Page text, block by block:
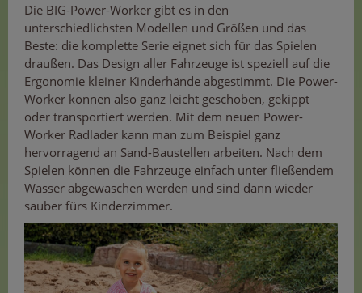
Die BIG-Power-Worker gibt es in den
unterschiedlichsten Modellen und Größen und das
Beste: die komplette Serie eignet sich für das Spielen
draußen. Das Design aller Fahrzeuge ist speziell auf die
Ergonomie kleiner Kinderhände abgestimmt. Die Power-
Worker können also ganz leicht geschoben, gekippt
oder transportiert werden. Mit dem neuen Power-
Worker Radlader kann man zum Beispiel ganz
hervorragend an Sand-Baustellen arbeiten. Nach dem
Spielen können die Fahrzeuge einfach unter fließendem
Wasser abgewaschen werden und sind dann wieder
sauber fürs Kinderzimmer.